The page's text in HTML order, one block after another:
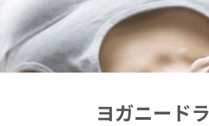
ヨガニードラ